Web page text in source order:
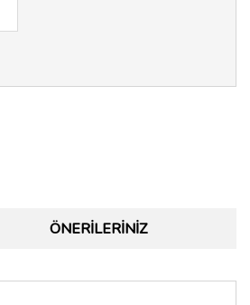
ÖNERILERINIZ